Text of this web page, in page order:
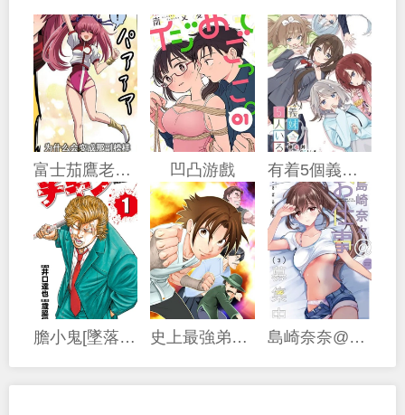
富士茄鷹老師的推特短篇 凹凸游戲 有着5個義妹的我
膽小鬼[墜落]前夜之故事 史上最強弟子兼一2 達人篇 島崎奈奈@工作募集中